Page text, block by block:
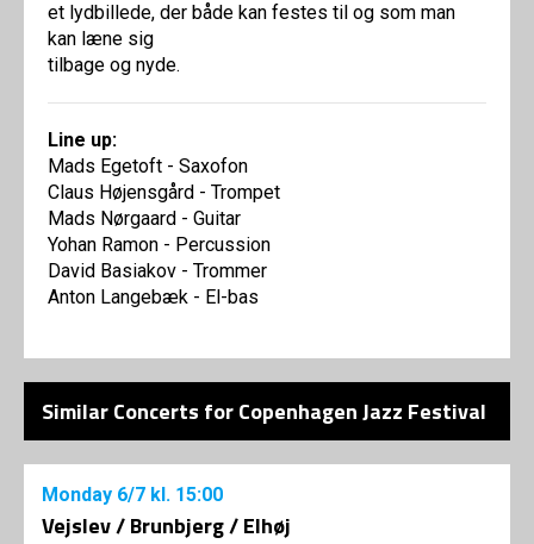
et lydbillede, der både kan festes til og som man
kan læne sig
tilbage og nyde.
Line up:
Mads Egetoft - Saxofon
Claus Højensgård - Trompet
Mads Nørgaard - Guitar
Yohan Ramon - Percussion
David Basiakov - Trommer
Anton Langebæk - El-bas
Similar Concerts for Copenhagen Jazz Festival
Monday 6/7 kl. 15:00
Vejslev / Brunbjerg / Elhøj